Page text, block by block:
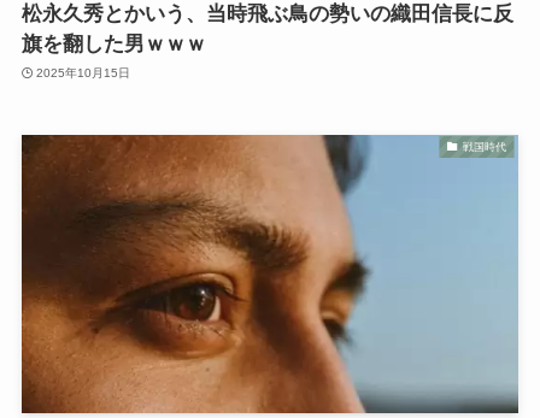
松永久秀とかいう、当時飛ぶ鳥の勢いの織田信長に反
旗を翻した男ｗｗｗ
2025年10月15日
戦国時代